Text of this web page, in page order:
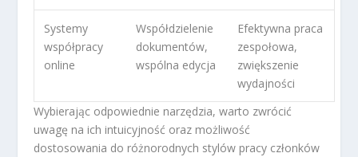
Systemy
współpracy
online
Współdzielenie
dokumentów,
wspólna edycja
Efektywna praca
zespołowa,
zwiększenie
wydajności
Wybierając odpowiednie narzędzia, warto zwrócić
uwagę na ich intuicyjność oraz możliwość
dostosowania do różnorodnych stylów pracy członków